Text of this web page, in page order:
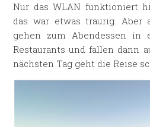
Nur das WLAN funktioniert
das war etwas traurig.
gehen zum Abendessen in
Restaurants und fallen dann
nächsten Tag geht die Reise